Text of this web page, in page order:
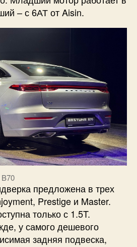
– с 6АТ от Aisin.
предложена в трех
Prestige и Master.
только с 1.5T.
у самого дешевого
задняя подвеска,